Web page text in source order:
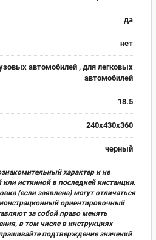
да
нет
автомобилей , для легковых
автомобилей
18.5
240х430х360
черный
характер и не
истинной в последней инстанции.
(если заявлена) могут отличаться
ориентировочный
за собой право менять
в том числе в инструкциях
подтверждение значений